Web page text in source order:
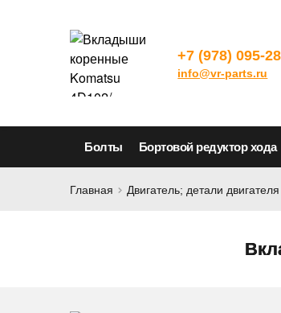
+7 (978) 095-
info@vr-parts.ru
Болты Бортовой редуктор хода
Главная Двигатель; детали двигателя